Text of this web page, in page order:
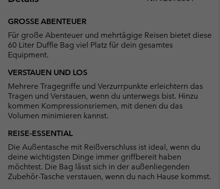
GROSSE ABENTEUER
Für große Abenteuer und mehrtägige Reisen bietet diese
60 Liter Duffle Bag viel Platz für dein gesamtes
Equipment.
VERSTAUEN UND LOS
Mehrere Tragegriffe und Verzurrpunkte erleichtern das
Tragen und Verstauen, wenn du unterwegs bist. Hinzu
kommen Kompressionsriemen, mit denen du das
Volumen minimieren kannst.
REISE-ESSENTIAL
Die Außentasche mit Reißverschluss ist ideal, wenn du
deine wichtigsten Dinge immer griffbereit haben
möchtest. Die Bag lässt sich in der außenliegenden
Zubehör-Tasche verstauen, wenn du nach Hause kommst.